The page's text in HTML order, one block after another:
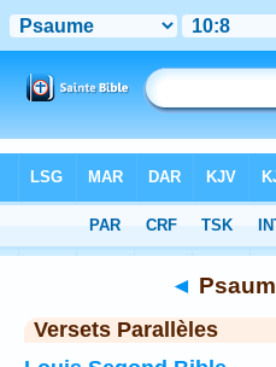
Chapitre 10> Verset 8
◄
Versets Parallèles